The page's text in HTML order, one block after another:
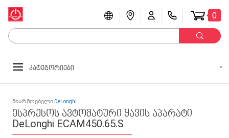
0
კატეგორიები
მწარმოებელი DeLonghi
ესპრესოს ავტომატური ყავის აპარატი
DeLonghi ECAM450.65.S